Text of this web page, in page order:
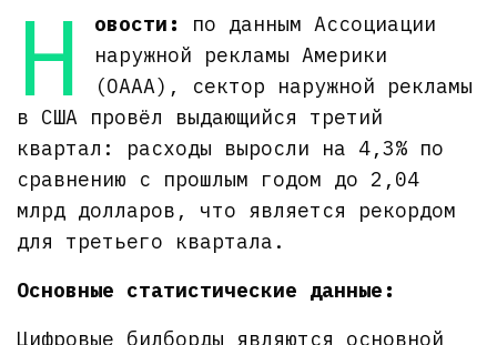
Н овости:
по данным Ассоциации
наружной рекламы Америки
(OAAA), сектор наружной рекламы
в США провёл выдающийся третий
квартал: расходы выросли на 4,3% по
сравнению с прошлым годом до 2,04
млрд долларов, что является рекордом
для третьего квартала.
Основные статистические данные:
Цифровые билборды являются основной